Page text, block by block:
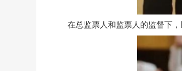
在总监票人和监票人的监督下